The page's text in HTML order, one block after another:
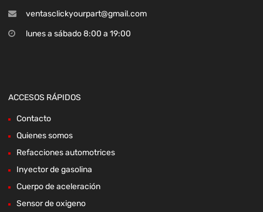
ventasclickyourpart@gmail.com
lunes a sábado 8:00 a 19:00
ACCESOS RÁPIDOS
Contacto
Quienes somos
Refacciones automotrices
Inyector de gasolina
Cuerpo de aceleración
Sensor de oxigeno